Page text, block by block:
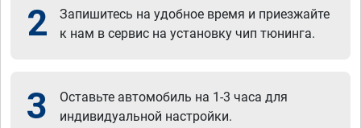
2
Запишитесь на удобное время и приезжайте
к нам в сервис на установку чип тюнинга.
3
Оставьте автомобиль на 1-3 часа для
индивидуальной настройки.